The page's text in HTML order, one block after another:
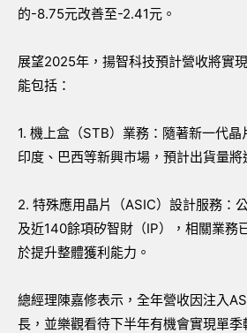
的-8.75元改善至-2.41元。
展望2025年，揚智科技預計營收將實
能包括：
1. 機上盒（STB）業務：隨著新一代
印度、巴西等新興市場，預計出貨量將
2. 特殊應用晶片（ASIC）設計服務：
及近140餘項矽智財（IP），相關業務
於提升整體獲利能力。
總經理陳嘉修表示，全年營收因注入
長，並樂觀看待下半年有機會實現單季